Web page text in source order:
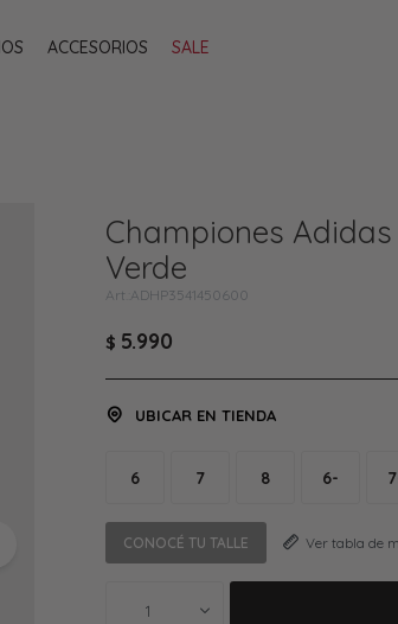
ACCESORIOS SALE
Championes
Verde
ADHP3541450600
$ 5.990
UBICAR EN TIENDA
6 7 8 6-
CONOCÉ TU TALLE Ver tabla de
1